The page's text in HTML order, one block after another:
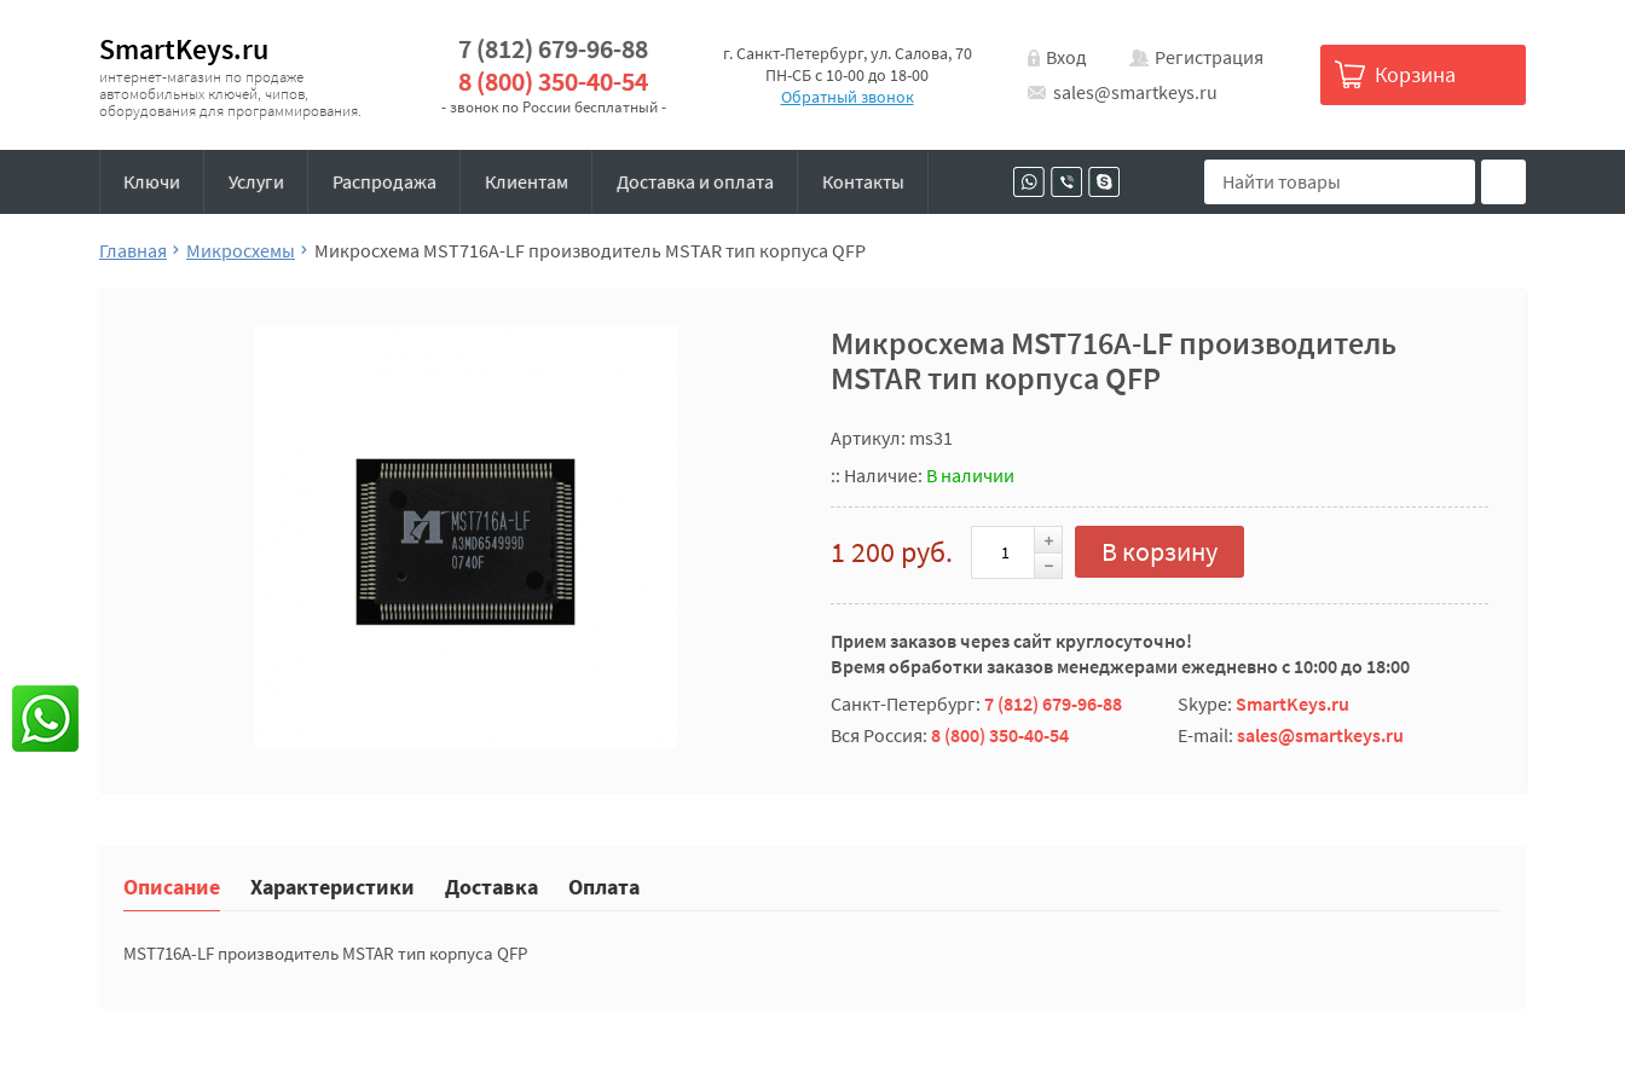
SmartKeys.ru
интернет-магазин по продаже
автомобильных ключей, чипов,
оборудования для программирования.
7 (812) 679-96-88
8 (800) 350-40-54
- звонок по России бесплатный -
г. Санкт-Петербург, ул. Салова, 70
ПН-СБ с 10-00 до 18-00
Обратный звонок
Вход
Регистрация
sales@smartkeys.ru
Корзина
Ключи Услуги Распродажа Клиентам Доставка и оплата Контакты
Главная Микросхемы Микросхема MST716A-LF производитель MSTAR тип корпуса QFP
Микросхема MST716A-LF производитель
MSTAR тип корпуса QFP
Артикул: ms31
:: Наличие: В наличии
1 200 руб. В корзину
Прием заказов через сайт круглосуточно!
Время обработки заказов менеджерами ежедневно с 10:00 до 18:00
Санкт-Петербург: 7 (812) 679-96-88 Skype: SmartKeys.ru
Вся Россия: 8 (800) 350-40-54 E-mail: sales@smartkeys.ru
Описание Характеристики Доставка Оплата
MST716A-LF производитель MSTAR тип корпуса QFP